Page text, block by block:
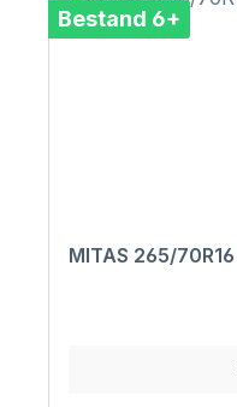
Bestand 6+
MITAS 265/